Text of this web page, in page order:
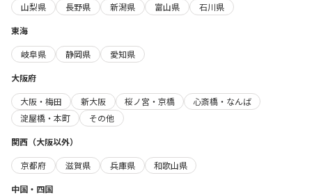
山梨県
長野県 新潟県 富山県
石川県
東海
岐阜県
静岡県
愛知県
大阪府
大阪・梅田
新大阪 桜ノ宮・京橋
心斎橋・なんば
淀屋橋・本町
その他
関西（大阪以外）
京都府
滋賀県 兵庫県
和歌山県
中国・四国